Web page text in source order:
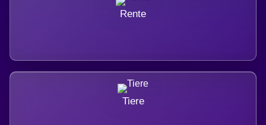
Rente
Tiere